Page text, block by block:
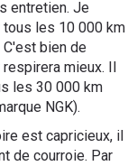
entretien. Je
les 10 000 km
C'est bien de
mieux. Il
les 30 000 km
NGK).
est capricieux, il
de courroie. Par